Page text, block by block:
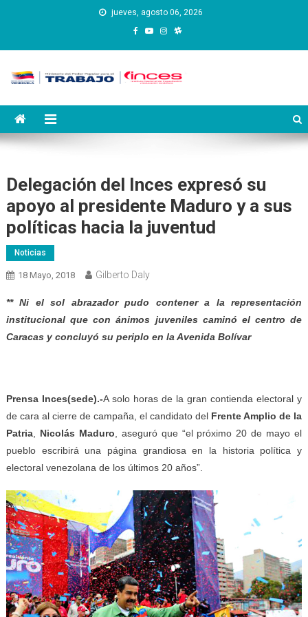
jueves, agosto 06, 2026
Instituto Nacional de
Capacitación y Educación
Delegación del Inces expresó su
apoyo al presidente Maduro y a sus
políticas hacia la juventud
Noticias
18 Mayo, 2018 Gilberto Daly
** Ni el sol abrazador pudo contener a la representación
institucional que con ánimos juveniles caminó el centro de
Caracas y concluyó su periplo en la Avenida Bolívar
Prensa Inces(sede).-A solo horas de la gran contienda electoral y
de cara al cierre de campaña, el candidato del Frente Amplio de la
Patria, Nicolás Maduro , aseguró que “el próximo 20 de mayo el
pueblo escribirá una página grandiosa en la historia política y
electoral venezolana de los últimos 20 años”.